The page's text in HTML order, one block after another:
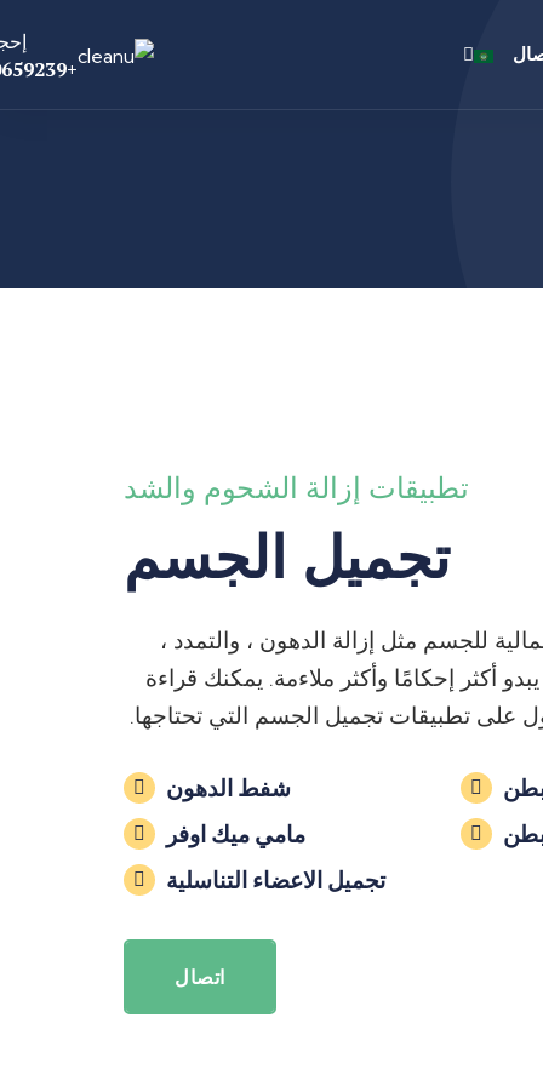
+905530659239
تطبيقات إزالة الشحوم والشد
تجميل الجسم
للجسم مثل إزالة الدهون ، والتمدد ،
أكثر إحكامًا وأكثر ملاءمة. يمكنك قراءة
على تطبيقات تجميل الجسم التي تحتاجها.
شفط الدهون
مامي ميك اوفر
تجميل الاعضاء التناسلية
اتصال